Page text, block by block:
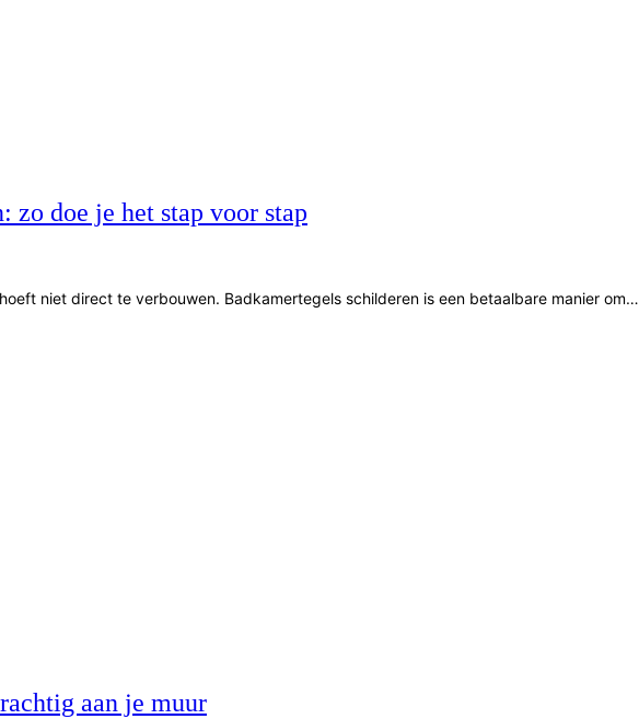
zo doe je het stap voor stap
niet direct te verbouwen. Badkamertegels schilderen is een betaalbare manier om…
aan je muur